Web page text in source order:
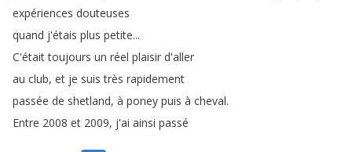
expériences douteuses
quand j'étais plus petite...
C'était toujours un réel plaisir d'aller
au club, et je suis très rapidement
passée de shetland, à poney puis à cheval.
Entre 2008 et 2009, j'ai ainsi passé